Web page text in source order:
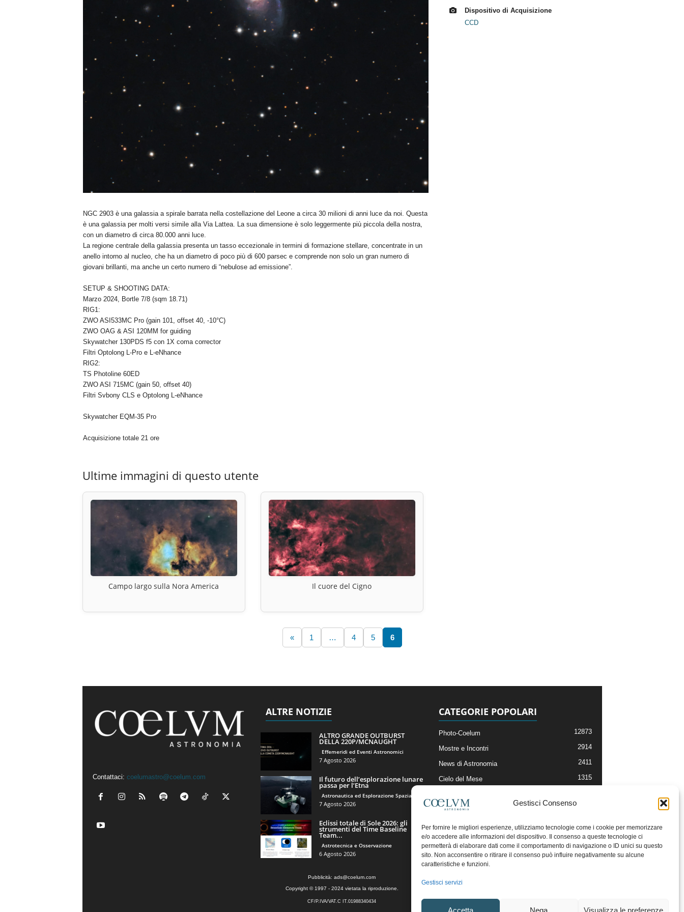
Gestisci Consenso
Per fornire le migliori esperienze, utilizziamo tecnologie come i cookie per memorizzare
e/o accedere alle informazioni del dispositivo. Il consenso a queste tecnologie ci
permetterà di elaborare dati come il comportamento di navigazione o ID unici su questo
sito. Non acconsentire o ritirare il consenso può influire negativamente su alcune
caratteristiche e funzioni.
Gestisci servizi
Accetta Nega Visualizza le preferenze
NGC 2903 è una galassia a spirale barrata nella costellazione del Leone a circa 30 milioni di anni luce da noi. Questa
è una galassia per molti versi simile alla Via Lattea. La sua dimensione è solo leggermente più piccola della nostra,
con un diametro di circa 80.000 anni luce.
La regione centrale della galassia presenta un tasso eccezionale in termini di formazione stellare, concentrate in un
anello intorno al nucleo, che ha un diametro di poco più di 600 parsec e comprende non solo un gran numero di
giovani brillanti, ma anche un certo numero di “nebulose ad emissione”.
SETUP & SHOOTING DATA:
Marzo 2024, Bortle 7/8 (sqm 18.71)
RIG1:
ZWO ASI533MC Pro (gain 101, offset 40, -10°C)
ZWO OAG & ASI 120MM for guiding
Skywatcher 130PDS f5 con 1X coma corrector
Filtri Optolong L-Pro e L-eNhance
RIG2:
TS Photoline 60ED
ZWO ASI 715MC (gain 50, offset 40)
Filtri Svbony CLS e Optolong L-eNhance
Skywatcher EQM-35 Pro
Acquisizione totale 21 ore
Dispositivo di Acquisizione
CCD
Ultime immagini di questo utente
Campo largo sulla Nora America Il cuore del Cigno
« 1 … 4 5 6
Contattaci: coelumastro@coelum.com
ALTRE NOTIZIE
ALTRO GRANDE OUTBURST
DELLA 220P/MCNAUGHT
Effemeridi ed Eventi Astronomici
7 Agosto 2026
Il futuro dell’esplorazione lunare
passa per l’Etna
Astronautica ed Esplorazione Spaziale
7 Agosto 2026
Eclissi totale di Sole 2026: gli
strumenti del Time Baseline
Team...
Astrotecnica e Osservazione
6 Agosto 2026
CATEGORIE POPOLARI
Photo-Coelum 12873
Mostre e Incontri 2914
News di Astronomia 2411
Cielo del Mese 1315
Articoli e Risorse On-Line
Il Blog della Redazione
Pubblicità: ads@coelum.com
Copyright © 1997 - 2024 vietata la riproduzione.
CF/P.IVA/VAT.C IT.01988340434